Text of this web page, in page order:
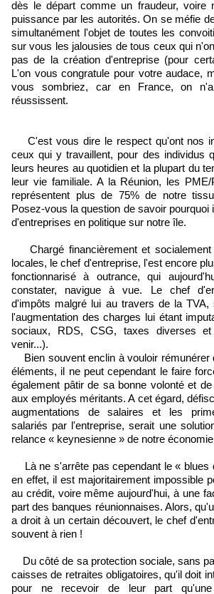
dès le départ comme un fraudeur, voire
puissance par les autorités. On se méfie
simultanément l'objet de toutes les
sur vous les jalousies de tous ceux qui
pas de la création d'entreprise (pour
L'on vous congratule pour votre audace,
vous sombriez, car en France, on
réussissent.
C'est vous dire le respect qu'ont nos
ceux qui y travaillent, pour des individus
leurs heures au quotidien et la plupart du
leur vie familiale. A la Réunion, les
représentent plus de 75% de notre
Posez-vous la question de savoir pourquoi
d'entreprises en politique sur notre île.
Chargé financièrement et socialement
locales, le chef d'entreprise, l'est encore
fonctionnarisé à outrance, qui
constater, navigue à vue. Le chef
d'impôts malgré lui au travers de la TVA,
l'augmentation des charges lui étant
sociaux, RDS, CSG, taxes diverses
venir...).
Bien souvent enclin à vouloir rémunérer
éléments, il ne peut cependant le faire
également pâtir de sa bonne volonté et
aux employés méritants. A cet égard,
augmentations de salaires et les
salariés par l'entreprise, serait une
relance « keynesienne » de notre
Là ne s'arrête pas cependant le « blues
en effet, il est majoritairement impossible
au crédit, voire même aujourd'hui, à une
part des banques réunionnaises. Alors,
a droit à un certain découvert, le chef
souvent à rien !
Du côté de sa protection sociale, sans
caisses de retraites obligatoires, qu'il doit
pour ne recevoir de leur part